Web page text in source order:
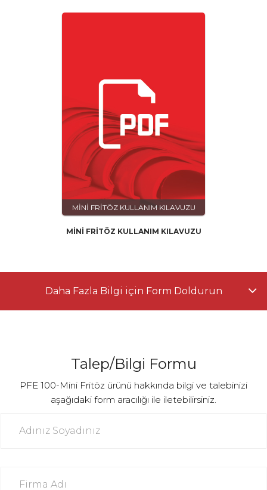
MİNİ FRİTÖZ KULLANIM KILAVUZU
MİNİ FRİTÖZ KULLANIM KILAVUZU
Daha Fazla Bilgi için Form Doldurun
Talep/Bilgi Formu
PFE 100-Mini Fritöz ürünü hakkında bilgi ve talebinizi
aşağıdaki form aracılığı ile iletebilirsiniz.